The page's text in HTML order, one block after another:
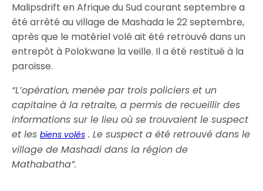
Malipsdrift en Afrique du Sud courant septembre a
été arrêté au village de Mashada le 22 septembre,
après que le matériel volé ait été retrouvé dans un
entrepôt à Polokwane la veille. Il a été restitué à la
paroisse.
“L’opération, menée par trois policiers et un
capitaine à la retraite, a permis de recueillir des
informations sur le lieu où se trouvaient le suspect
et lesbiens volés . Le suspect a été retrouvé dans le
village de Mashadi dans la région de
Mathabatha”.